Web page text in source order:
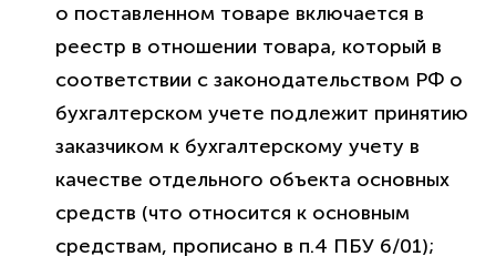
о поставленном товаре включается в
реестр в отношении товара, который в
соответствии с законодательством РФ о
бухгалтерском учете подлежит принятию
заказчиком к бухгалтерскому учету в
качестве отдельного объекта основных
средств (что относится к основным
средствам, прописано в п.4 ПБУ 6/01); ​​​​​​